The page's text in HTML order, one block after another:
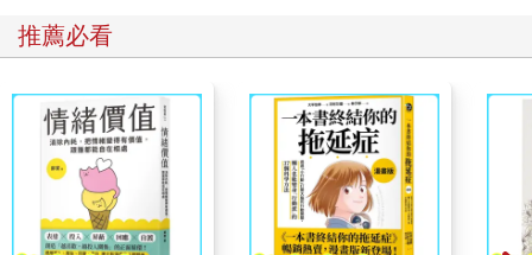
支付的權力，以及如何運用這種權力。這些改變的潛在影響與分
支影響相當大，可以說是難以估量。
接著就是支付方式的多元性。個人痛苦平凡的支付方式很可能只
是個人的事，但是整體而言卻是強而有力、具有政治性且往往無
所不在。支付的世界是全球性的，但支付的體制卻與地方有強烈
的關聯。支付的行為是立即的，但是收到支付款項的時間往往慢
到令人挫折。這是多方規範形成的雙邊作業。支付同時包含了操
作與流程：可以是實體有形的，數位或類比的，古老或是最新
推薦必看